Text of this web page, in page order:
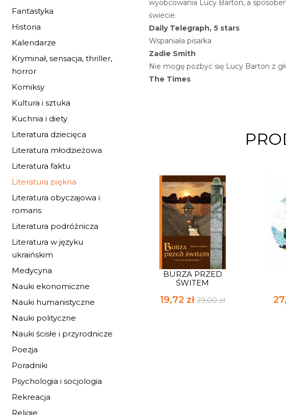
Fantastyka
Historia
Kalendarze
Kryminał, sensacja, thriller,
horror
Komiksy
Kultura i sztuka
Kuchnia i diety
Literatura dziecięca
Literatura młodzieżowa
Literatura faktu
Literatura piękna
Literatura obyczajowa i
romans
Literatura podróżnicza
Literatura w języku
ukraińskim
Medycyna
Nauki ekonomiczne
Nauki humanistyczne
Nauki polityczne
Nauki ścisłe i przyrodnicze
Poezja
Poradniki
Psychologia i socjologia
Rekreacja
Religie
wyobcowania Lucy Barton, a
świecie.
Daily Telegraph, 5 stars
Wspaniała pisarka
Zadie Smith
Nie mogę pozbyć się Lucy Barton z
The Times
BURZA PRZED
ŚWITEM
19,72 zł 29,00 zł